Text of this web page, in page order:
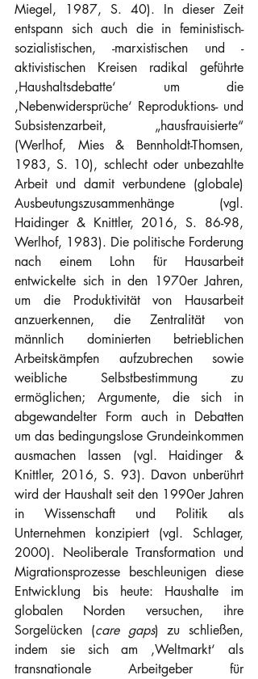
Miegel, 1987, S. 40). In dieser Zeit
entspann sich auch die in feministisch-
sozialistischen, -marxistischen und -
aktivistischen Kreisen radikal geführte
‚Haushaltsdebatte‘ um die
‚Nebenwidersprüche‘ Reproduktions- und
Subsistenzarbeit, „hausfrauisierte“
(Werlhof, Mies & Bennholdt-Thomsen,
1983, S. 10), schlecht oder unbezahlte
Arbeit und damit verbundene (globale)
Ausbeutungszusammenhänge (vgl.
Haidinger & Knittler, 2016, S. 86-98,
Werlhof, 1983). Die politische Forderung
nach einem Lohn für Hausarbeit
entwickelte sich in den 1970er Jahren,
um die Produktivität von Hausarbeit
anzuerkennen, die Zentralität von
männlich dominierten betrieblichen
Arbeitskämpfen aufzubrechen sowie
weibliche Selbstbestimmung zu
ermöglichen; Argumente, die sich in
abgewandelter Form auch in Debatten
um das bedingungslose Grundeinkommen
ausmachen lassen (vgl. Haidinger &
Knittler, 2016, S. 93). Davon unberührt
wird der Haushalt seit den 1990er Jahren
in Wissenschaft und Politik als
Unternehmen konzipiert (vgl. Schlager,
2000). Neoliberale Transformation und
Migrationsprozesse beschleunigen diese
Entwicklung bis heute: Haushalte im
globalen Norden versuchen, ihre
Sorgelücken (care gaps) zu schließen,
indem sie sich am ‚Weltmarkt‘ als
transnationale Arbeitgeber für